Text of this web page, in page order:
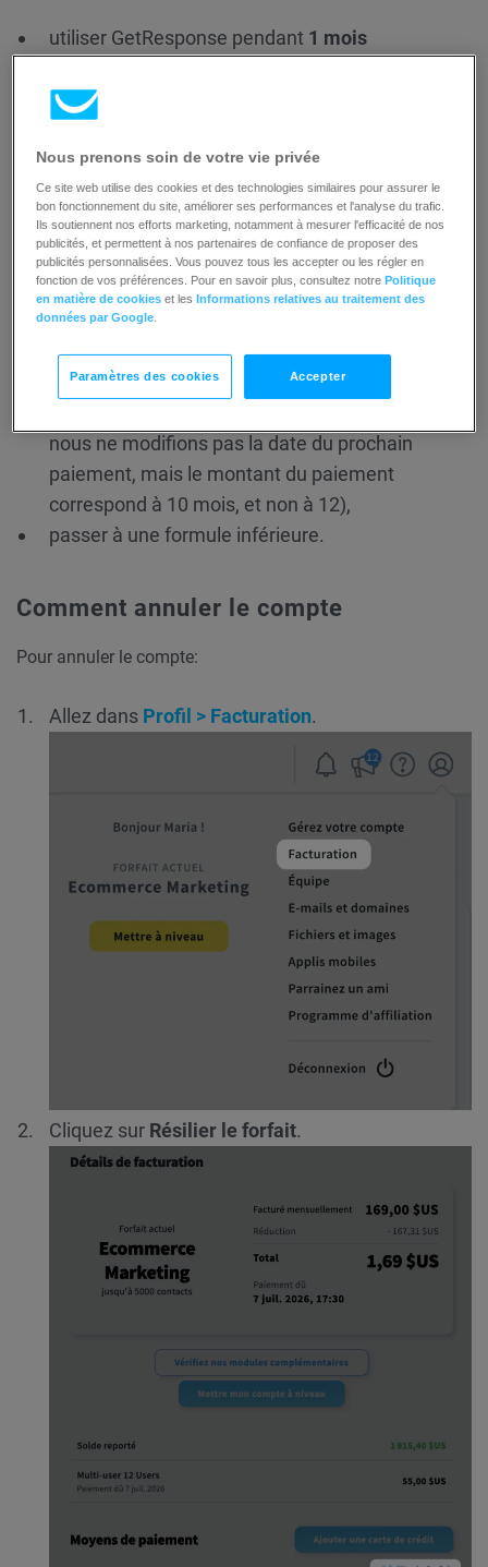
utiliser GetResponse pendant 1 mois
prix du forfait est ajouté au solde de votre
passer à un forfait inférieur,
geler votre compte pendant 60 jours.
pour les paiements annuels :
utiliser GetResponse
mois(le montant équivalent à 2 mois
d’utilisation de la formule est ajouté au solde de
nous ne modifions pas la date du prochain
paiement, mais le montant du paiement
correspond à 10 mois, et non à 12),
passer à une formule inférieure.
Comment annuler le compte
Pour annuler le compte:
Allez dans Profil > Facturation.
Cliquez sur Résilier le forfait.
Nous prenons soin de votre vie privée
Ce site web utilise des cookies et des technologies similaires pour assurer le
bon fonctionnement du site, améliorer ses performances et l'analyse du trafic.
Ils soutiennent nos efforts marketing, notamment à mesurer l'efficacité de nos
publicités, et permettent à nos partenaires de confiance de proposer des
publicités personnalisées. Vous pouvez tous les accepter ou les régler en
fonction de vos préférences. Pour en savoir plus, consultez notrePolitique
en matière de cookies et lesInformations relatives au traitement des
données par Google
Paramètres des cookies Accepter